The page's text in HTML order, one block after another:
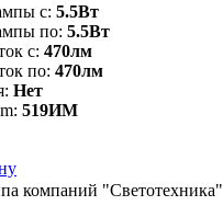
с: 5.5Вт
по: 5.5Вт
с: 470лм
по: 470лм
Нет
519ИМ
компаний "Светотехника"